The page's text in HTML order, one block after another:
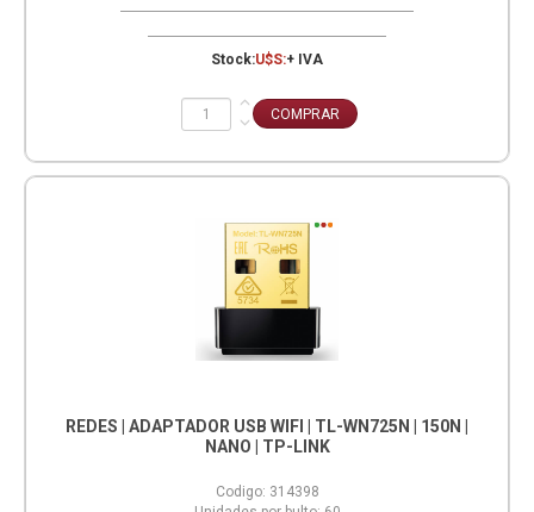
Stock:U$S:+ IVA
REDES | ADAPTADOR USB WIFI | TL-WN725N | 150N |
NANO | TP-LINK
Codigo: 314398